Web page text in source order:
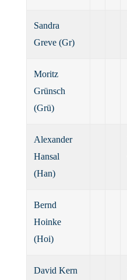
Sandra
Greve (Gr)
Moritz
Grünsch
(Grü)
Alexander
Hansal
(Han)
Bernd
Hoinke
(Hoi)
David Kern